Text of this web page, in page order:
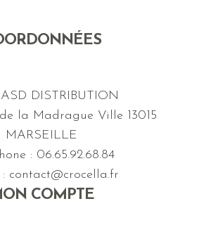
DISTRIBUTION
la Madrague Ville 13015
MARSEILLE
: 06.65.92.68.84
contact@crocella.fr
COMPTE